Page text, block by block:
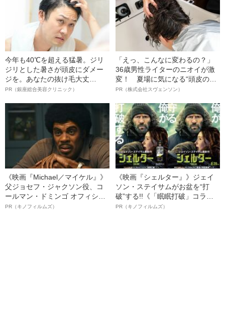
今年も40℃を超える猛暑。ジリ
ジリとした暑さが頭皮にダメー
ジを。あなたの抜け毛大丈
夫！？
PR（銀座総合美容クリニック）
「えっ、こんなに変わるの？」
36歳男性ライターのニオイが激
変！ 夏場に気になる“頭皮のニ
オイ”や“ベタつき”を解消す
ト”が生み出した徹底ケアとは
PR（株式会社スヴェンソン）
《映画『Michael／マイケル』》
父ジョセフ・ジャクソン役、コ
ールマン・ドミンゴ オフィシャ
ルインタビュー“観客を魅了した
PR（キノフィルムズ）
《映画『シェルター』》ジェイ
ソン・ステイサムがお盆を“打
破”する!!《「眠眠打破」コラ
ボ》
PR（キノフィルムズ）